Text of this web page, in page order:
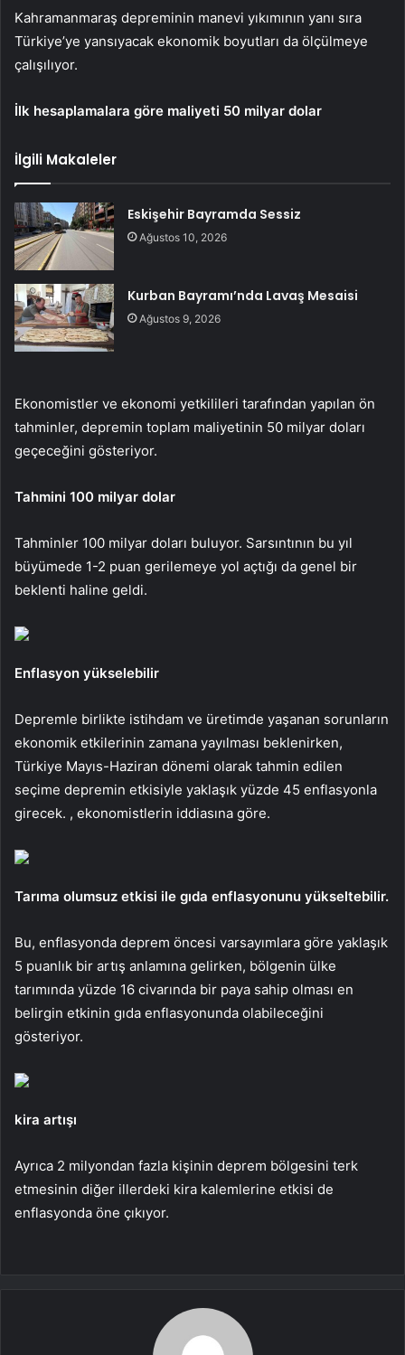
Kahramanmaraş depreminin manevi yıkımının yanı sıra
Türkiye’ye yansıyacak ekonomik boyutları da ölçülmeye
çalışılıyor.
İlk hesaplamalara göre maliyeti 50 milyar dolar
İlgili Makaleler
Eskişehir Bayramda Sessiz
Ağustos 10, 2026
Kurban Bayramı’nda Lavaş Mesaisi
Ağustos 9, 2026
Ekonomistler ve ekonomi yetkilileri tarafından yapılan ön
tahminler, depremin toplam maliyetinin 50 milyar doları
geçeceğini gösteriyor.
Tahmini 100 milyar dolar
Tahminler 100 milyar doları buluyor. Sarsıntının bu yıl
büyümede 1-2 puan gerilemeye yol açtığı da genel bir
beklenti haline geldi.
Enflasyon yükselebilir
Depremle birlikte istihdam ve üretimde yaşanan sorunların
ekonomik etkilerinin zamana yayılması beklenirken,
Türkiye Mayıs-Haziran dönemi olarak tahmin edilen
seçime depremin etkisiyle yaklaşık yüzde 45 enflasyonla
girecek. , ekonomistlerin iddiasına göre.
Tarıma olumsuz etkisi ile gıda enflasyonunu yükseltebilir.
Bu, enflasyonda deprem öncesi varsayımlara göre yaklaşık
5 puanlık bir artış anlamına gelirken, bölgenin ülke
tarımında yüzde 16 civarında bir paya sahip olması en
belirgin etkinin gıda enflasyonunda olabileceğini
gösteriyor.
kira artışı
Ayrıca 2 milyondan fazla kişinin deprem bölgesini terk
etmesinin diğer illerdeki kira kalemlerine etkisi de
enflasyonda öne çıkıyor.